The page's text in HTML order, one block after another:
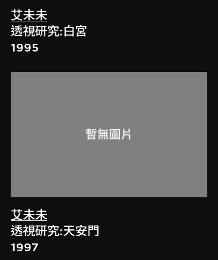
艾未未
透視研究:白宮
1995
艾未未
透視研究:天安門
1997